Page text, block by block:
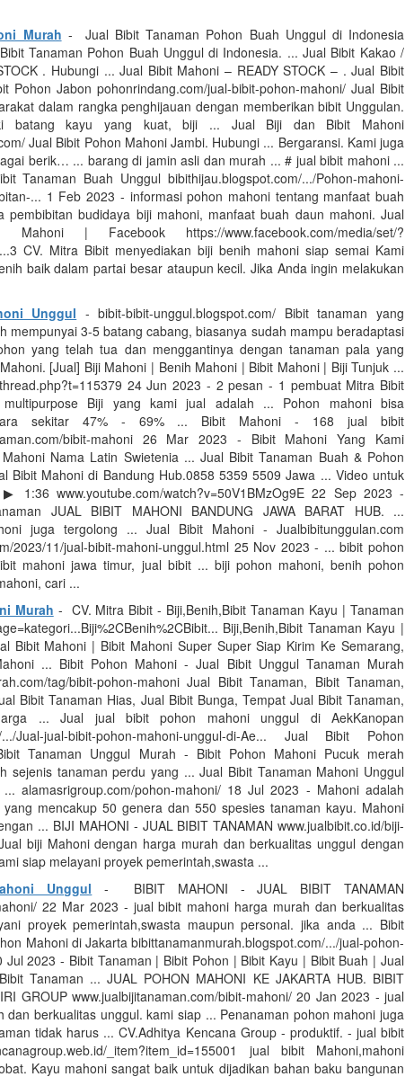
Murah - Jual Bibit Tanaman Pohon Buah Unggul di Indonesia
Tanaman Pohon Buah Unggul di Indonesia. ... Jual Bibit Kakao /
. Hubungi ... Jual Bibit Mahoni – READY STOCK – . Jual Bibit
Pohon Jabon pohonrindang.com/jual-bibit-pohon-mahoni/ Jual Bibit
dalam rangka penghijauan dengan memberikan bibit Unggulan.
batang kayu yang kuat, biji ... Jual Biji dan Bibit Mahoni
Jual Bibit Pohon Mahoni Jambi. Hubungi ... Bergaransi. Kami juga
berik… ... barang di jamin asli dan murah ... # jual bibit mahoni ...
Tanaman Buah Unggul bibithijau.blogspot.com/.../Pohon-mahoni-
... 1 Feb 2023 - informasi pohon mahoni tentang manfaat buah
pembibitan budidaya biji mahoni, manfaat buah daun mahoni. Jual
| Facebook https://www.facebook.com/media/set/?
CV. Mitra Bibit menyediakan biji benih mahoni siap semai Kami
baik dalam partai besar ataupun kecil. Jika Anda ingin melakukan
Unggul - bibit-bibit-unggul.blogspot.com/ Bibit tanaman yang
mempunyai 3-5 batang cabang, biasanya sudah mampu beradaptasi
yang telah tua dan menggantinya dengan tanaman pala yang
[Jual] Biji Mahoni | Benih Mahoni | Bibit Mahoni | Biji Tunjuk ...
24 Jun 2023 - 2 pesan - ‎1 pembuat Mitra Bibit
multipurpose Biji yang kami jual adalah ... Pohon mahoni bisa
sekitar 47% - 69% ... Bibit Mahoni - 168 jual bibit
bibit-mahoni 26 Mar 2023 - Bibit Mahoni Yang Kami
Nama Latin Swietenia ... Jual Bibit Tanaman Buah & Pohon
Bibit Mahoni di Bandung Hub.0858 5359 5509 Jawa ... Video untuk
1:36 www.youtube.com/watch?v=50V1BMzOg9E 22 Sep 2023 -
JUAL BIBIT MAHONI BANDUNG JAWA BARAT HUB. ...
juga tergolong ... Jual Bibit Mahoni - Jualbibitunggulan.com
2023/11/jual-bibit-mahoni-unggul.html 25 Nov 2023 - ... bibit pohon
mahoni jawa timur, jual bibit ... biji pohon mahoni, benih pohon
cari ...
Murah - CV. Mitra Bibit - Biji,Benih,Bibit Tanaman Kayu | Tanaman
Biji,Benih,Bibit Tanaman Kayu |
Bibit Mahoni | Bibit Mahoni Super Super Siap Kirim Ke Semarang,
... Bibit Pohon Mahoni - Jual Bibit Unggul Tanaman Murah
tag/bibit-pohon-mahoni Jual Bibit Tanaman, Bibit Tanaman,
Bibit Tanaman Hias, Jual Bibit Bunga, Tempat Jual Bibit Tanaman,
... Jual jual bibit pohon mahoni unggul di AekKanopan
.../Jual-jual-bibit-pohon-mahoni-unggul-di-Ae... Jual Bibit Pohon
Tanaman Unggul Murah - Bibit Pohon Mahoni Pucuk merah
sejenis tanaman perdu yang ... Jual Bibit Tanaman Mahoni Unggul
alamasrigroup.com/pohon-mahoni/ 18 Jul 2023 - Mahoni adalah
mencakup 50 genera dan 550 spesies tanaman kayu. Mahoni
... BIJI MAHONI - JUAL BIBIT TANAMAN www.jualbibit.co.id/biji-
biji Mahoni dengan harga murah dan berkualitas unggul dengan
siap melayani proyek pemerintah,swasta ...
Unggul - BIBIT MAHONI - JUAL BIBIT TANAMAN
22 Mar 2023 - jual bibit mahoni harga murah dan berkualitas
proyek pemerintah,swasta maupun personal. jika anda ... Bibit
Mahoni di Jakarta bibittanamanmurah.blogspot.com/.../jual-pohon-
Jul 2023 - Bibit Tanaman | Bibit Pohon | Bibit Kayu | Bibit Buah | Jual
Tanaman ... JUAL POHON MAHONI KE JAKARTA HUB. BIBIT
GROUP www.jualbijitanaman.com/bibit-mahoni/ 20 Jan 2023 - jual
dan berkualitas unggul. kami siap ... Penanaman pohon mahoni juga
tidak harus ... CV.Adhitya Kencana Group - produktif. - jual bibit
_item?item_id=155001 jual bibit Mahoni,mahoni
Kayu mahoni sangat baik untuk dijadikan bahan baku bangunan